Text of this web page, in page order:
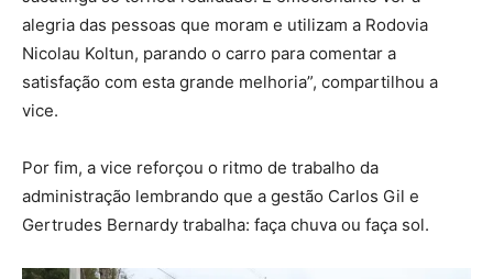
alegria das pessoas que moram e utilizam a Rodovia
Nicolau Koltun, parando o carro para comentar a
satisfação com esta grande melhoria”, compartilhou a
vice.
Por fim, a vice reforçou o ritmo de trabalho da
administração lembrando que a gestão Carlos Gil e
Gertrudes Bernardy trabalha: faça chuva ou faça sol.